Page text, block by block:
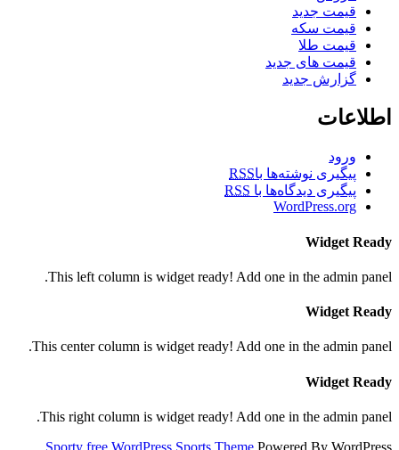
قیمت جدید
قیمت سکه
قیمت طلا
قیمت های جدید
گزارش جدید
اطلاعات
ورود
پیگیری نوشته‌ها باRSS
پیگیری دیدگاه‌ها با RSS
WordPress.org
Widget Ready
This left column is widget ready! Add one in the admin panel.
Widget Ready
This center column is widget ready! Add one in the admin panel.
Widget Ready
This right column is widget ready! Add one in the admin panel.
Sporty free WordPress Sports Theme Powered By WordPress